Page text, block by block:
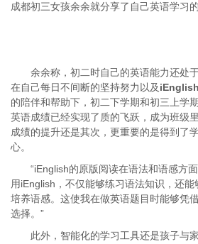
成都初三女孩余余就分享了自己英语学习的
余余称，初二时自己的英语能力还处
在自己每日不间断的坚持努力以及
的陪伴和帮助下，初二下学期和初三上学
英语成绩已经实现了质的飞跃，成为班级
成绩的提升还是其次，更重要的是得到了
心。
“iEnglish的原版阅读在语法和语感方
用iEnglish，不仅能够练习语法知识，还能
培养语感。这使我在做英语题目时能够凭
选择。”
此外，智能化的学习工具还是孩子与